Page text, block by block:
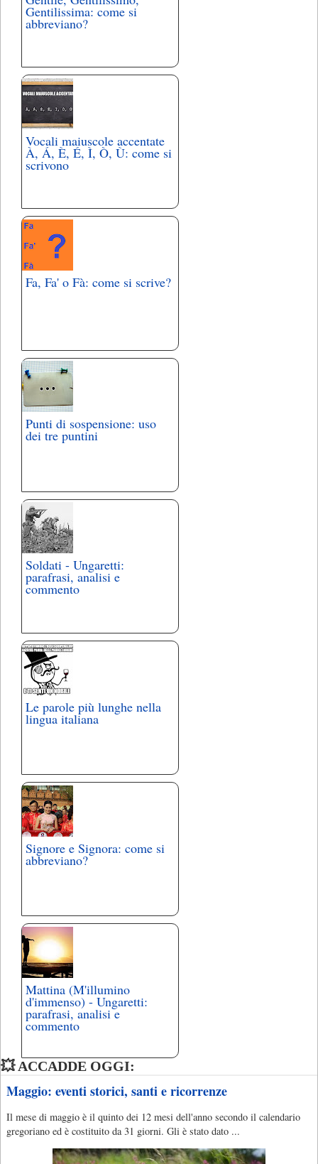
Gentilissima: come si
abbreviano?
Vocali maiuscole accentate
À, Á, È, É, Ì, Ò, Ù: come si
scrivono
Fa, Fa' o Fà: come si scrive?
Punti di sospensione: uso
dei tre puntini
Soldati - Ungaretti:
parafrasi, analisi e
commento
Le parole più lunghe nella
lingua italiana
Signore e Signora: come si
abbreviano?
Mattina (M'illumino
d'immenso) - Ungaretti:
parafrasi, analisi e
commento
💥 ACCADDE OGGI:
Maggio: eventi storici, santi e ricorrenze
Il mese di maggio è il quinto dei 12 mesi dell'anno secondo il calendario
gregoriano ed è costituito da 31 giorni. Gli è stato dato ...